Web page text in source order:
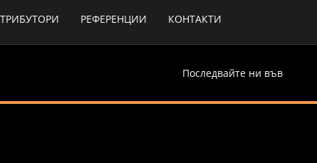
РЕФЕРЕНЦИИ КОНТАКТИ
Последвайте ни във